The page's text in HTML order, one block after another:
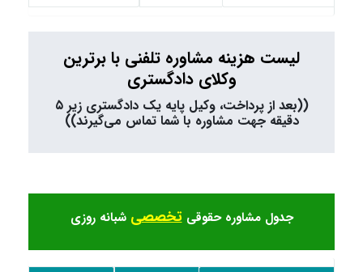
لیست هزینه مشاوره تلفنی با برترین
وکلای دادگستری
((بعد از پرداخت، وکیل پایه یک دادگستری زیر ۵
دقیقه جهت مشاوره با شما تماس می‌گیرند))
جدول مشاوره حقوقیتخصصی شبانه روزی